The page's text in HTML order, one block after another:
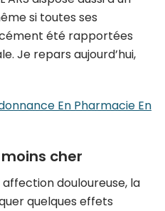
si toutes ses
été rapportées
Je repars aujourd’hui,
En Pharmacie En
cher
douloureuse, la
quelques effets